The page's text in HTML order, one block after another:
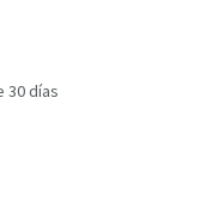
30 días